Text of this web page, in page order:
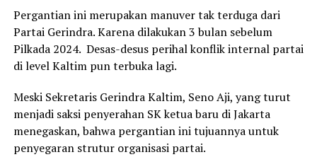
Pergantian ini merupakan manuver tak terduga dari
Partai Gerindra. Karena dilakukan 3 bulan sebelum
Pilkada 2024. Desas-desus perihal konflik internal partai
di level Kaltim pun terbuka lagi.
Meski Sekretaris Gerindra Kaltim, Seno Aji, yang turut
menjadi saksi penyerahan SK ketua baru di Jakarta
menegaskan, bahwa pergantian ini tujuannya untuk
penyegaran strutur organisasi partai.